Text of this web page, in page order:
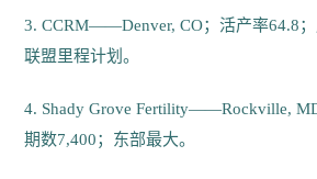
3. CCRM——Denver, CO；活产率64.8
联盟里程计划。
4. Shady Grove Fertility——Rockville,
期数7,400；东部最大。